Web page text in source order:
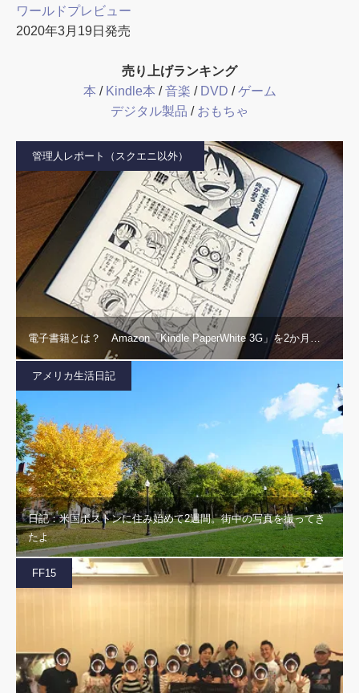
ワールドプレビュー
2020年3月19日発売
売り上げランキング
本 / Kindle本 /音楽 / DVD /ゲーム
デジタル製品 / おもちゃ
管理人レポート（スクエニ以外）
電子書籍とは？ Amazon「Kindle PaperWhite 3G」を2か月…
アメリカ生活日記
日記：米国ボストンに住み始めて2週間。街中の写真を撮ってき
たよ
FF15